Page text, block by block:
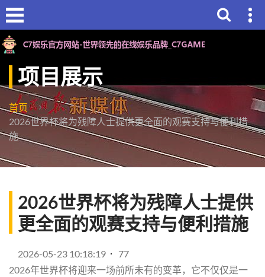
项目展示
首页
2026世界杯将为残障人士提供更全面的观赛支持与便利措
施
2026世界杯将为残障人士提供
更全面的观赛支持与便利措施
2026-05-23 10:18:19
77
2026年世界杯将迎来一场前所未有的变革，它不仅仅是一